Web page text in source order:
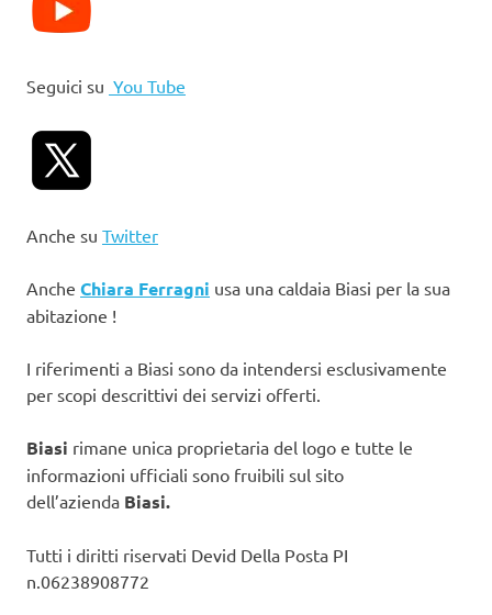
Seguici su You Tube
Anche su Twitter
Anche Chiara Ferragni usa una caldaia Biasi per la sua
abitazione !
I riferimenti a Biasi sono da intendersi esclusivamente
per scopi descrittivi dei servizi offerti.
Biasi rimane unica proprietaria del logo e tutte le
informazioni ufficiali sono fruibili sul sito
dell’azienda Biasi.
Tutti i diritti riservati Devid Della Posta PI
n.06238908772